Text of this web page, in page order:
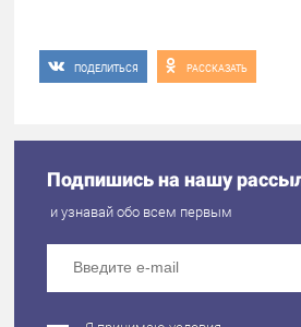
ПОДЕЛИТЬСЯ РАССКАЗАТЬ
Подпишись на нашу
и узнавай обо всем первым